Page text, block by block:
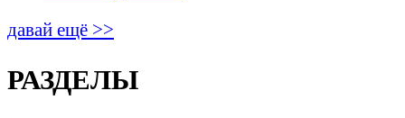
давай ещё >>
РАЗДЕЛЫ